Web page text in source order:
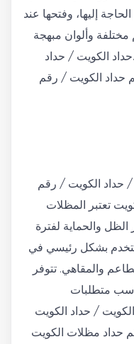
إليها، وفتحها عند
مختلفة وألوان مبهجة
الكويت / حداد
حداد الكويت / رقم
حداد الكويت / رقم
تعتبر المظلات
الظل والحماية لفترة
بشكل رئيسي في
والمقاهي. تتوفر
متطلبات
/ حداد الكويت